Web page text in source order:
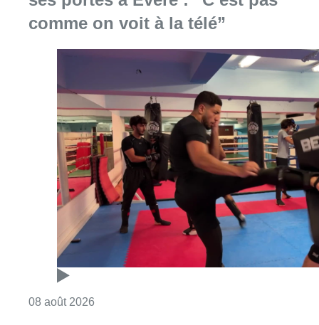
08 août 2026Consulter l'article "Un nouveau club de
Au Moeraske, Bart Hanssens
recense des insectes de plus en
plus rares